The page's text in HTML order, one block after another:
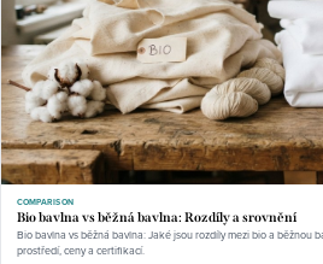
COMPARISON
Bio bavlna vs běžná bavlna: Rozdíly a srovnění
Bio bavlna vs běžná bavlna: Jaké jsou rozdíly mezi bio a běžnou
prostředí, ceny a certifikací.